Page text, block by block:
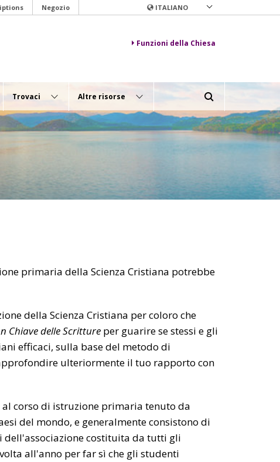
Negozio ITALIANO
Funzioni della Chiesa
Trovaci Altre risorse
primaria della Scienza Cristiana potrebbe
della Scienza Cristiana per coloro che
Chiave delle Scritture per guarire se stessi e gli
efficaci, sulla base del metodo di
ulteriormente il tuo rapporto con
corso di istruzione primaria tenuto da
del mondo, e generalmente consistono di
dell'associazione costituita da tutti gli
all'anno per far sì che gli studenti